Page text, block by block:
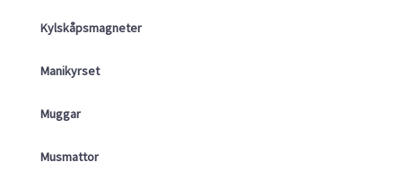
Kylskåpsmagneter
Manikyrset
Muggar
Musmattor